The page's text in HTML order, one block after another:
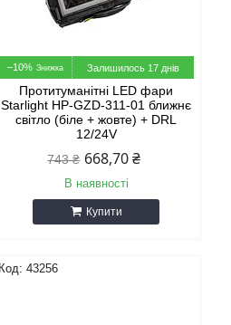
–10% Залишилось 17 днів
Протитуманітні LED фари
Starlight HP-GZD-311-01 ближнє
світло (біле + жовте) + DRL
12/24V
743 ₴ 668,70 ₴
В наявності
Купити
43256